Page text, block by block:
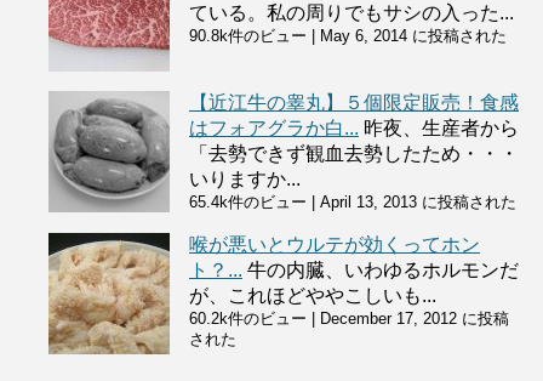
ている。私の周りでもサシの入った...
90.8k件のビュー May 6, 2014 に投稿された
【近江牛の睾丸】５個限定販売！食感
はフォアグラか白... 昨夜、生産者から
「去勢できず観血去勢したため・・・
いりますか...
65.4k件のビュー April 13, 2013 に投稿された
喉が悪いとウルテが効くってホン
ト？... 牛の内臓、いわゆるホルモンだ
が、これほどややこしいも...
60.2k件のビュー
December 17, 2012 に投稿
された